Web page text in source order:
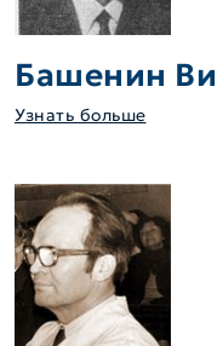
Башенин
Узнать больше